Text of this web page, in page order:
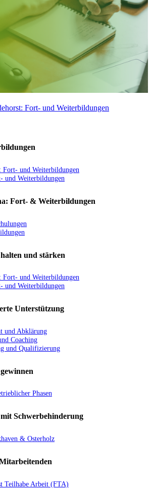
Fort- und Weiterbildungen
Fort- und Weiterbildungen
und Weiterbildungen
Fort- & Weiterbildungen
und stärken
Fort- und Weiterbildungen
und Weiterbildungen
Unterstützung
und Abklärung
Coaching
und Qualifizierung
Phasen
Schwerbehinderung
& Osterholz
Teilhabe Arbeit (FTA)